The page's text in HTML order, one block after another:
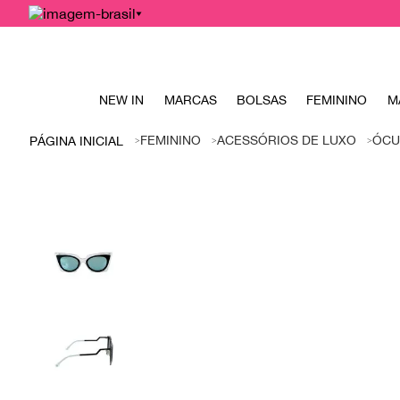
NEW IN MARCAS BOLSAS FEMININO
FEMININO ACESSÓRIOS DE LUXO